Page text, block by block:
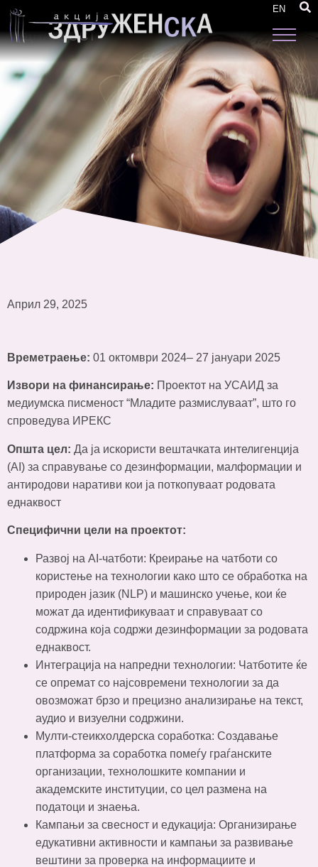
EN
ПРОТИВ МДМ И ЗАШТИТА НА РОДОВАТА
ЕДНАКВОСТ
Април 29, 2025
Времетраење: 01 октомври 2024– 27 јануари 2025
Извори на финансирање: Проектот на УСАИД за
медиумска писменост “Младите размислуваат”, што го
спроведува ИРЕКС
Општа цел: Да ја искористи вештачката интелигенција
(AI) за справување со дезинформации, малформации и
антиродови наративи кои ја поткопуваат родовата
еднаквост
Специфични цели на проектот:
Развој на AI-чатботи: Креирање на чатботи со
користење на технологии како што се обработка на
природен јазик (NLP) и машинско учење, кои ќе
можат да идентификуваат и справуваат со
содржина која содржи дезинформации за родовата
еднаквост.
Интеграција на напредни технологии: Чатботите ќе
се опремат со најсовремени технологии за да
овозможат брзо и прецизно анализирање на текст,
аудио и визуелни содржини.
Мулти-стеикхолдерска соработка: Создавање
платформа за соработка помеѓу граѓанските
организации, технолошките компании и
академските институции, со цел размена на
податоци и знаења.
Кампањи за свесност и едукација: Организирање
едукативни активности и кампањи за развивање
вештини за проверка на информациите и